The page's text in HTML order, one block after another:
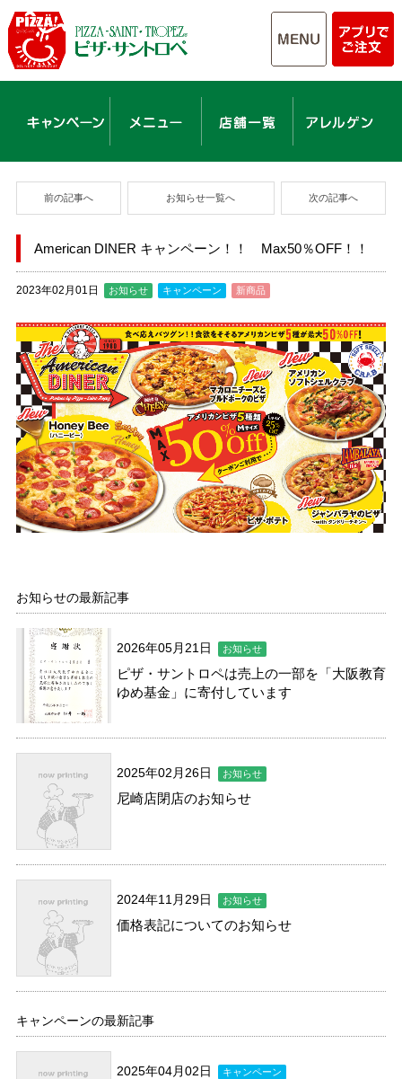
前の記事へ お知らせ一覧へ 次の記事へ
American DINER キャンペーン！！ Max50％OFF！！
2023年02月01日 お知らせ キャンペーン 新商品
お知らせの最新記事
2026年05月21日 お知らせ
ピザ・サントロペは売上の一部を「大阪教育
ゆめ基金」に寄付しています
2025年02月26日 お知らせ
尼崎店閉店のお知らせ
2024年11月29日 お知らせ
価格表記についてのお知らせ
キャンペーンの最新記事
2025年04月02日 キャンペーン